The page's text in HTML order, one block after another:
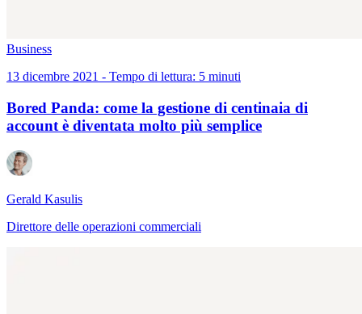
Business
13 dicembre 2021 - Tempo di lettura: 5 minuti
Bored Panda: come la gestione di centinaia di
account è diventata molto più semplice
Gerald Kasulis
Direttore delle operazioni commerciali